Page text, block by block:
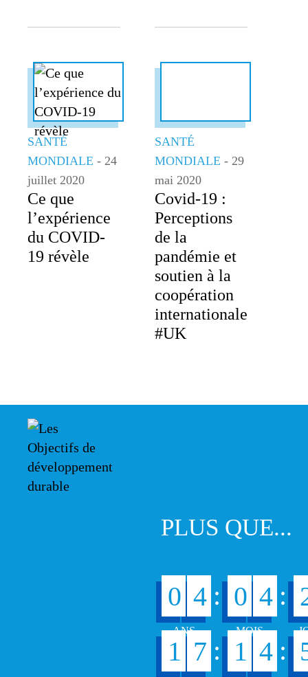
SANTÉ
MONDIALE - 24
juillet 2020
Ce que
l’expérience
du COVID-
19 révèle
SANTÉ
MONDIALE - 29
mai 2020
Covid-19 :
Perceptions
de la
pandémie et
soutien à la
coopération
internationale
#UK
PLUS QUE...
0 4 : 0 4 :
1 7 : 1 4 :